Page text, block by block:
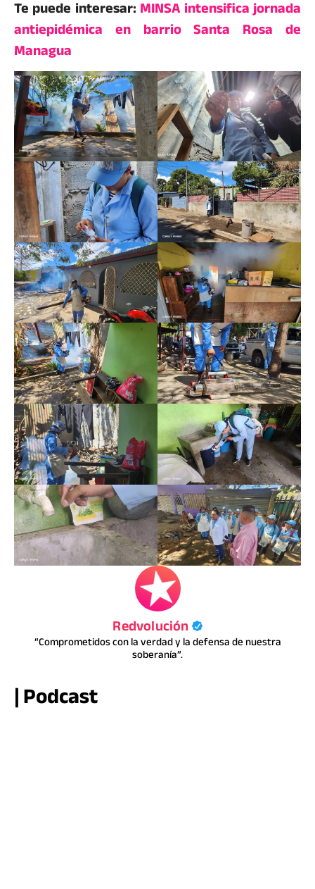
Te puede interesar:MINSA intensifica jornada
antiepidémica en barrio Santa Rosa de
Managua
Redvolución
“Comprometidos con la verdad y la defensa de nuestra
soberanía”.
| Podcast